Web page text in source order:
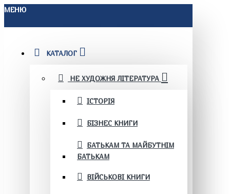
МЕНЮ
КАТАЛОГ
НЕ ХУДОЖНЯ ЛІТЕРАТУРА
ІСТОРІЯ
БІЗНЕС КНИГИ
БАТЬКАМ ТА МАЙБУТНІМ
БАТЬКАМ
ВІЙСЬКОВІ КНИГИ